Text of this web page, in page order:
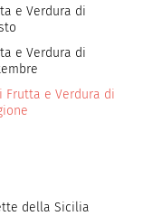
e Verdura di
e Verdura di
Frutta e Verdura di
della Sicilia